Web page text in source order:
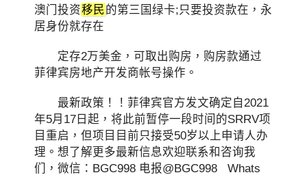
澳门投资移民的第三国绿卡;只要投资款在，永
居身份就存在
定存2万美金，可取出购房，购房款通过
菲律宾房地产开发商帐号操作。
最新政策！！菲律宾官方发文确定自2021
年5月17日起，将此前暂停一段时间的SRRV项
目重启，但项目目前只接受50岁以上申请人办
理。想了解更多最新信息欢迎联系和咨询我
们，微信：BGC998 电报@BGC998 Whats